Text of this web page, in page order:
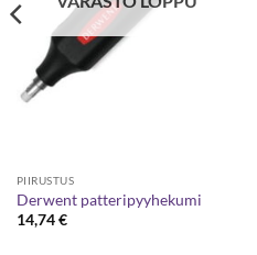
PIIRUSTUS
Derwent patteripyyhekumi
14,74€